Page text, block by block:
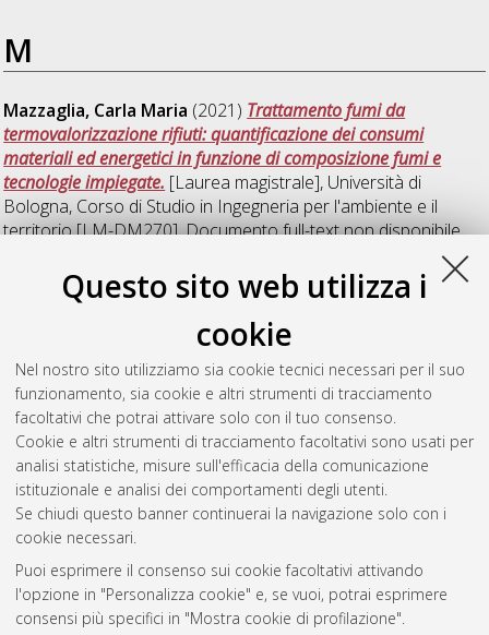
Questo sito web utilizza i
cookie
Nel nostro sito utilizziamo sia cookie tecnici necessari per il suo
funzionamento, sia cookie e altri strumenti di tracciamento
facoltativi che potrai attivare solo con il tuo consenso.
Cookie e altri strumenti di tracciamento facoltativi sono usati per
analisi statistiche, misure sull'efficacia della comunicazione
istituzionale e analisi dei comportamenti degli utenti.
Se chiudi questo banner continuerai la navigazione solo con i
cookie necessari.
Puoi esprimere il consenso sui cookie facoltativi attivando
l'opzione in "Personalizza cookie" e, se vuoi, potrai esprimere
consensi più specifici in "Mostra cookie di profilazione".
M
Mazzaglia, Carla Maria (2021) Trattamento fumi da
termovalorizzazione rifiuti: quantificazione dei consumi
materiali ed energetici in funzione di composizione fumi e
tecnologie impiegate. [Laurea magistrale], Università di
Bologna, Corso di Studio in Ingegneria per l'ambiente e il
territorio [LM-DM270], Documento full-text non disponibile
Life Cycle Assessment.[Laurea magistrale], Università di
Bologna, Corso di Studio in Ingegneria per l'ambiente e il
territorio [LM-DM270], Documento full-text non disponibile
Questa lista e' stata generata ilThu Aug 6 02:28:54 2026
CEST
Atom
Rss 1.0